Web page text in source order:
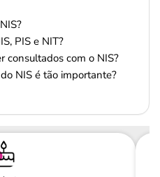
PIS e NIT?
consultados com o NIS?
NIS é tão importante?